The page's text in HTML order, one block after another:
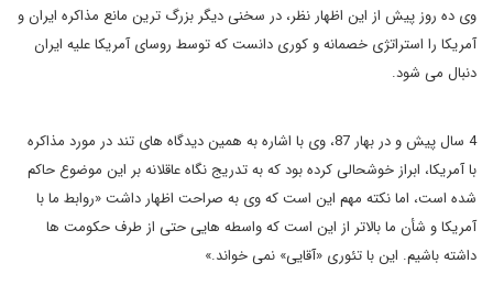
وی ده روز پیش از این اظهار نظر، در سخنی دیگر بزرگ ترین مانع مذاکره ایران و
آمریکا را استراتژی خصمانه و کوری دانست که توسط روسای آمریکا علیه ایران
دنبال می شود.
4 سال پیش و در بهار 87، وی با اشاره به همین دیدگاه های تند در مورد مذاکره
با آمریکا، ابراز خوشحالی کرده بود که به تدریج نگاه عاقلانه بر این موضوع حاکم
شده است، اما نکته مهم این است که وی به صراحت اظهار داشت «روابط ما با
آمریکا و شأن ما بالاتر از این است که واسطه هایی حتی از طرف حکومت ها
داشته باشیم. این با تئوری «آقایی» نمی خواند.
»